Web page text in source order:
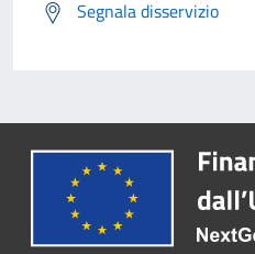
Segnala disservizio